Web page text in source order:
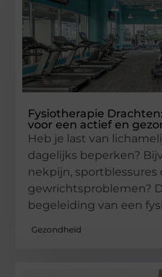
Fysiotherapie
voor een actief en
Heb je last van
dagelijks beperken?
nekpijn, sportblessures
gewrichtsproblemen?
begeleiding van een
Gezondheid